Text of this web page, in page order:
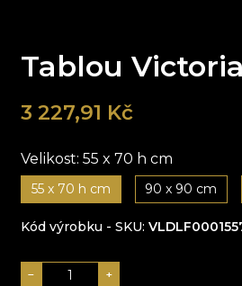
Tablou
3 227,91 Kč
Velikost: 55 x 70 h cm
55 x 70 h cm 90 x 90 cm
Kód výrobku - SKU
− +